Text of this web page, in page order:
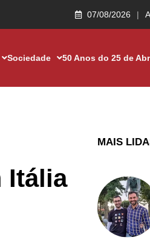
07/08/2026
Sociedade 50 Anos do 25 de
Itália
MAIS